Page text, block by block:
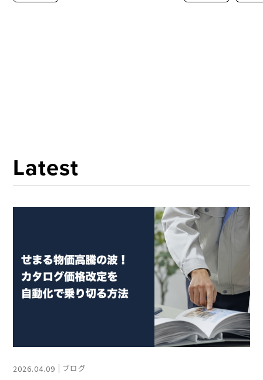
Latest
2026.04.09 ブログ